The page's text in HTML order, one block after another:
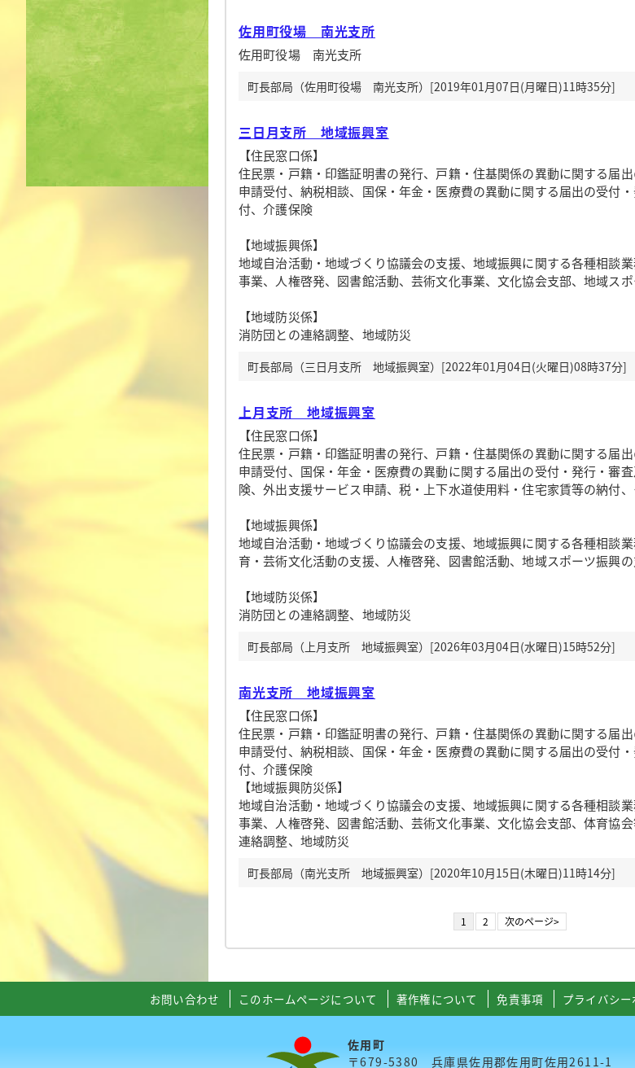
佐用町役場 南光支所
佐用町役場 南光支所
町長部局（佐用町役場 南光支所）[2019年01月07日(月曜日)11時35分]
三日月支所 地域振興室
【住民窓口係】
住民票・戸籍・印鑑証明書の発行、戸籍・住基関係の異動に関する届
申請受付、納税相談、国保・年金・医療費の異動に関する届出の受付
付、介護保険
【地域振興係】
地域自治活動・地域づくり協議会の支援、地域振興に関する各種相談
事業、人権啓発、図書館活動、芸術文化事業、文化協会支部、地域ス
【地域防災係】
消防団との連絡調整、地域防災
町長部局（三日月支所 地域振興室）[2022年01月04日(火曜日)08時37分]
上月支所 地域振興室
【住民窓口係】
住民票・戸籍・印鑑証明書の発行、戸籍・住基関係の異動に関する届
申請受付、国保・年金・医療費の異動に関する届出の受付・発行・審
険、外出支援サービス申請、税・上下水道使用料・住宅家賃等の納付
【地域振興係】
地域自治活動・地域づくり協議会の支援、地域振興に関する各種相談
育・芸術文化活動の支援、人権啓発、図書館活動、地域スポーツ振興
【地域防災係】
消防団との連絡調整、地域防災
町長部局（上月支所 地域振興室）[2026年03月04日(水曜日)15時52分]
南光支所 地域振興室
【住民窓口係】
住民票・戸籍・印鑑証明書の発行、戸籍・住基関係の異動に関する届
申請受付、納税相談、国保・年金・医療費の異動に関する届出の受付
付、介護保険
【地域振興防災係】
地域自治活動・地域づくり協議会の支援、地域振興に関する各種相談
事業、人権啓発、図書館活動、芸術文化事業、文化協会支部、体育協
連絡調整、地域防災
町長部局（南光支所 地域振興室）[2020年10月15日(木曜日)11時14分]
1 2 次のページ>
お問い合わせ このホームページについて 著作権について 免責事項 プライバシー
佐用町
〒679-5380 兵庫県佐用郡佐用町佐用2611-1